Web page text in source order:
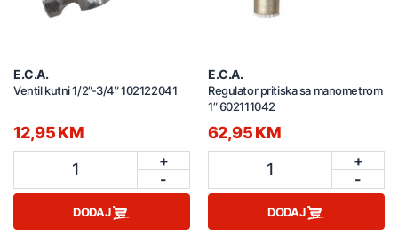
E.C.A.
Ventil kutni 1/2”-3/4” 102122041
12,95 KM
1
+
-
DODAJ
E.C.A.
Regulator pritiska sa manometrom
1” 602111042
62,95 KM
1
+
-
DODAJ